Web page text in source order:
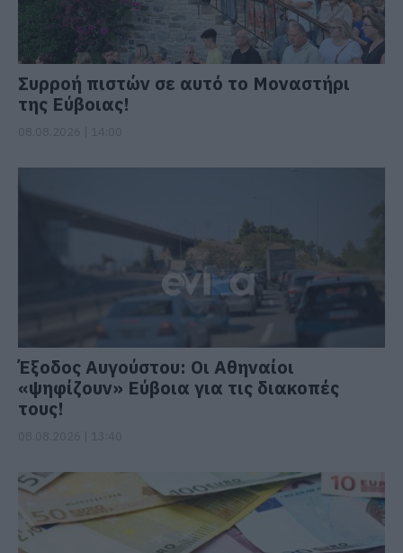
Συρροή πιστών σε αυτό το Μοναστήρι
της Εύβοιας!
Έξοδος Αυγούστου: Οι Αθηναίοι
«ψηφίζουν» Εύβοια για τις διακοπές
τους!